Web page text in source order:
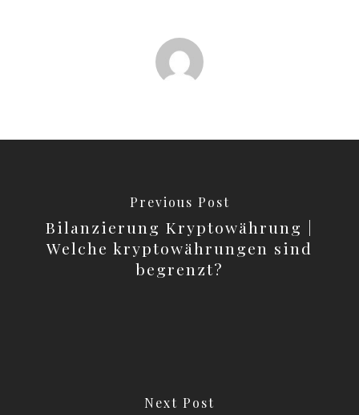
Previous Post
Bilanzierung Kryptowährung |
Welche kryptowährungen sind
begrenzt?
Next Post